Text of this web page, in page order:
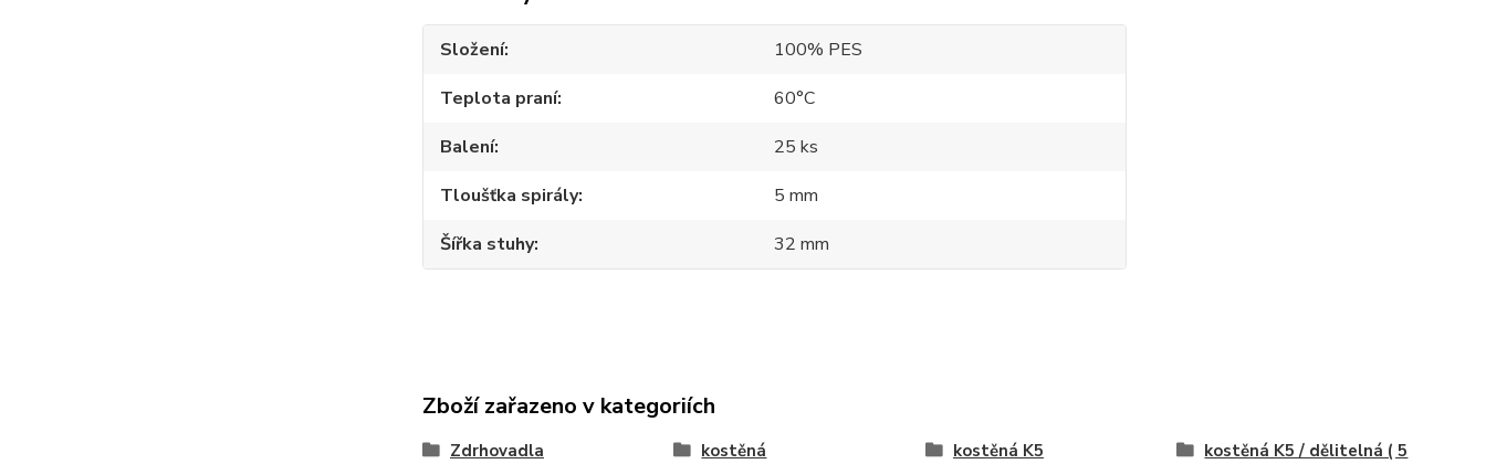
Složení
100% PES
Teplota praní
60°C
Balení
25 ks
Tloušťka spirály
5 mm
Šířka stuhy
32 mm
Zboží zařazeno v kategoriích
Zdrhovadla kostěná kostěná K5
kostěná K5 / dělitelná ( 5